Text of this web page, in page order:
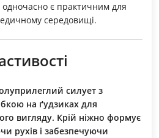
є практичним для
середовищі.
силует з
на ґудзиках для
вигляду. Крій ніжно формує
рухів і забезпечуючи